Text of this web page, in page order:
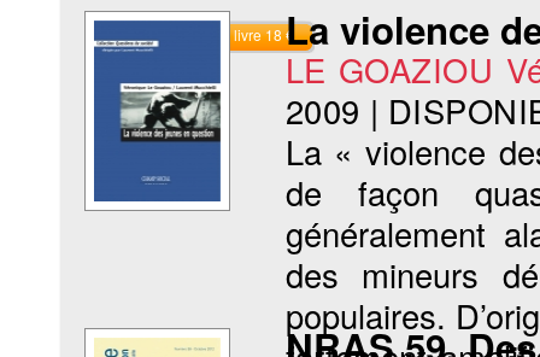
Commander le livre 18 €La violence
LE GOAZIOU
2009 |
La « violence
de façon
généralement
des mineurs
populaires.